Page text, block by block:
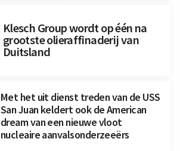
Klesch Group wordt op één na
grootste olieraffinaderij van
Duitsland
Met het uit dienst treden van de USS
San Juan keldert ook de American
dream van een nieuwe vloot
nucleaire aanvalsonderzeeërs